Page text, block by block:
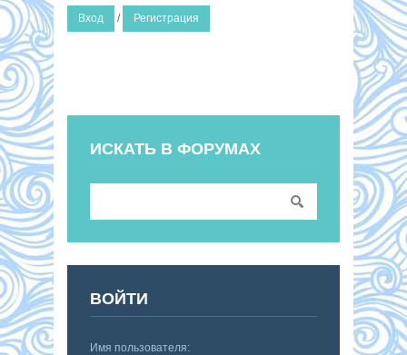
Вход / Регистрация
ИСКАТЬ В ФОРУМАХ
ВОЙТИ
Имя пользователя: